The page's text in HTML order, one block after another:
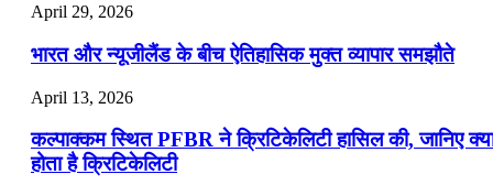
April 29, 2026
भारत और न्यूजीलैंड के बीच ऐतिहासिक मुक्त व्यापार समझौते
April 13, 2026
कल्पाक्कम स्थित PFBR ने क्रिटिकेलिटी हासिल की, जानिए
होता है क्रिटिकेलिटी